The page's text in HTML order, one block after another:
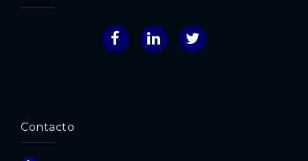
FacebookLinkedInTwitter
Contacto